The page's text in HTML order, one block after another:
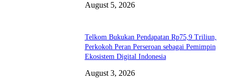
August 5, 2026
Telkom Bukukan Pendapatan Rp75,9 Triliun,
Perkokoh Peran Perseroan sebagai Pemimpin
Ekosistem Digital Indonesia
August 3, 2026